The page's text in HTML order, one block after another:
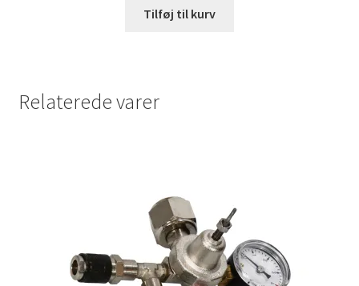
Tilføj til kurv
Relaterede varer